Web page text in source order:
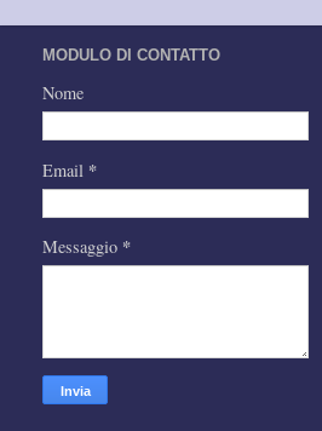
MODULO DI CONTATTO
Nome
Email *
Messaggio *